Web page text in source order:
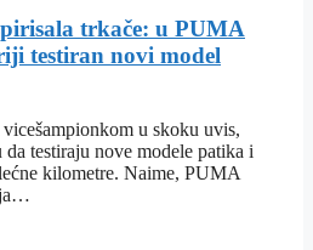
trkače: u PUMA
testiran novi model
u skoku uvis,
testiraju nove modele patika i
kilometre. Naime, PUMA